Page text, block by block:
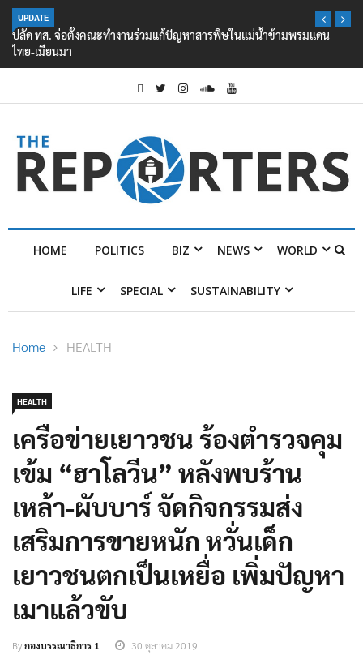
UPDATE
ปลัด ทส. จ่อตั้งคณะทำงานร่วมแก้ปัญหาสารพิษในแม่น้ำข้ามพรมแดน
ไทย-เมียนมา
HOME POLITICS BIZ NEWS WORLD
LIFE SPECIAL SUSTAINABILITY
Home HEALTH
HEALTH
เครือข่ายเยาวชน ร้องตำรวจคุม
เข้ม “ฮาโลวีน” หลังพบร้าน
เหล้า-ผับบาร์ จัดกิจกรรมส่ง
เสริมการขายหนัก หวั่นเด็ก
เยาวชนตกเป็นเหยื่อ เพิ่มปัญหา
เมาแล้วขับ
Byกองบรรณาธิการ 1 30 ตุลาคม 2019